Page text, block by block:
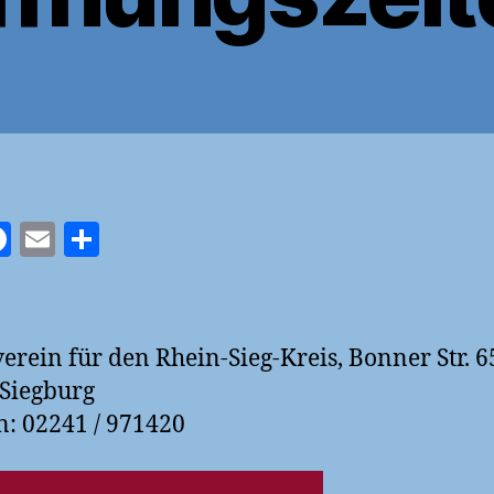
F
e
b
o
E
l
n
für den Rhein-Sieg-Kreis, Bonner Str.
02241 / 971420